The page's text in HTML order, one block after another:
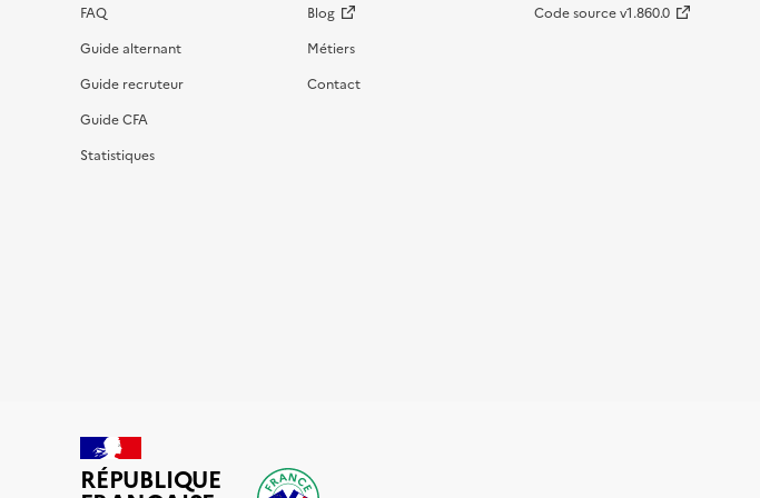
FAQ
Guide alternant
Guide recruteur
Guide CFA
Statistiques
Blog
Métiers
Contact
Code source v1.860.0
RÉPUBLIQUE